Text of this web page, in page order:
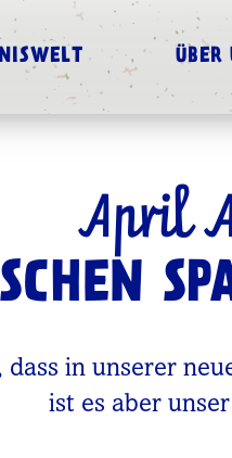
ÜBER
April
in unserer
ist es aber